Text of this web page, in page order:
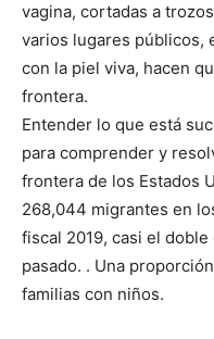
vagina, cortadas a
varios lugares públicos,
con la piel viva, hacen
frontera.
Entender lo que está
para comprender y
frontera de los Estados
268,044 migrantes en
fiscal 2019, casi el
pasado. . Una
familias con niños.